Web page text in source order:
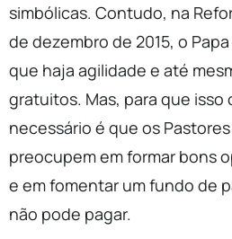
simbólicas. Contudo, na
de dezembro de 2015, o
que haja agilidade e até
gratuitos. Mas, para que isso
necessário é que os
preocupem em formar bons
e em fomentar um fundo de
não pode pagar.